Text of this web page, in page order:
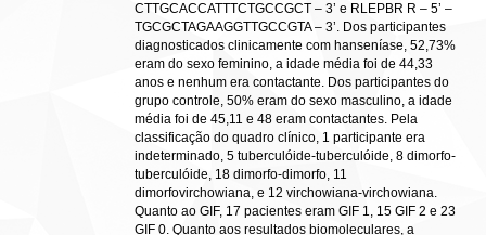
CTTGCACCATTTCTGCCGCT – 3’ e RLEPBR R – 5’ –
TGCGCTAGAAGGTTGCCGTA – 3’. Dos participantes
diagnosticados clinicamente com hanseníase, 52,73%
eram do sexo feminino, a idade média foi de 44,33
anos e nenhum era contactante. Dos participantes do
grupo controle, 50% eram do sexo masculino, a idade
média foi de 45,11 e 48 eram contactantes. Pela
classificação do quadro clínico, 1 participante era
indeterminado, 5 tuberculóide-tuberculóide, 8 dimorfo-
tuberculóide, 18 dimorfo-dimorfo, 11
dimorfovirchowiana, e 12 virchowiana-virchowiana.
Quanto ao GIF, 17 pacientes eram GIF 1, 15 GIF 2 e 23
GIF 0. Quanto aos resultados biomoleculares, a